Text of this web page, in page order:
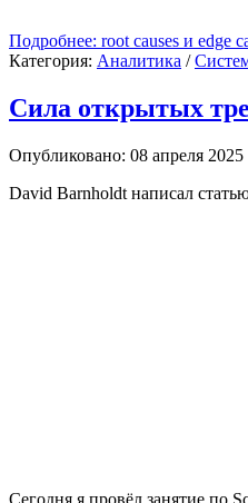
Подробнее: root causes и edge
Категория: Аналитика /
Сила открытых
Опубликовано: 08 апреля 2025
David Barnholdt написал
Сегодня я провёл занятие по